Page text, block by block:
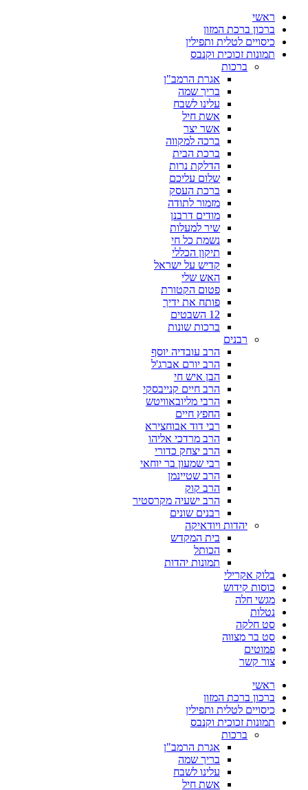
ראשי
ברכון ברכת המזון
כיסויים לטלית ותפילין
תמונות זכוכית וקנבס
ברכות
אגרת הרמב"ן
בריך שמה
עלינו לשבח
אשת חיל
אשר יצר
ברכה למקווה
ברכת הבית
הדלקת נרות
שלום עליכם
ברכת העסק
מזמור לתודה
מודים דרבנן
שיר למעלות
נשמת כל חי
תיקון הכללי
קדיש על ישראל
האש שלי
פטום הקטורת
פותח את ידיך
12 השבטים
ברכות שונות
רבנים
הרב עובדיה יוסף
הרב יורם אברג'ל
הבן איש חי
הרב חיים קנייבסקי
הרבי מליובאוויטש
החפץ חיים
רבי דוד אבוחצירא
הרב מרדכי אליהו
הרב יצחק כדורי
רבי שמעון בר יוחאי
הרב שטיינמן
הרב קוק
הרב ישעיה מקרסטיר
רבנים שונים
יהדות ויודאיקה
בית המקדש
הכותל
תמונות יהדות
בלוק אקרילי
כוסות קידוש
מגשי חלה
נטלות
סט חלקה
סט בר מצווה
פמוטים
צור קשר
ראשי
ברכון ברכת המזון
כיסויים לטלית ותפילין
תמונות זכוכית וקנבס
ברכות
אגרת הרמב"ן
בריך שמה
עלינו לשבח
אשת חיל